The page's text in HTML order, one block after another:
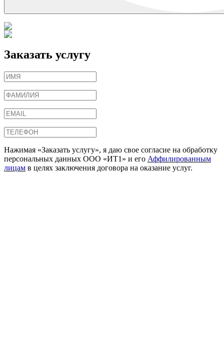
Заказать услугу
Нажимая «Заказать услугу», я даю свое согласие на обработку
персональных данных ООО «ИТ1» и его Аффилированным
лицам в целях заключения договора на оказание услуг.